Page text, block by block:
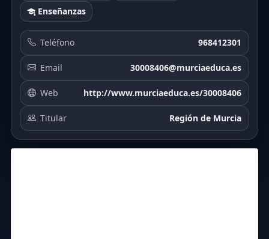
Enseñanzas
Teléfono 968412301
Email 30008406@murciaeduca.es
Web http://www.murciaeduca.es/30008406
Titular Región de Murcia